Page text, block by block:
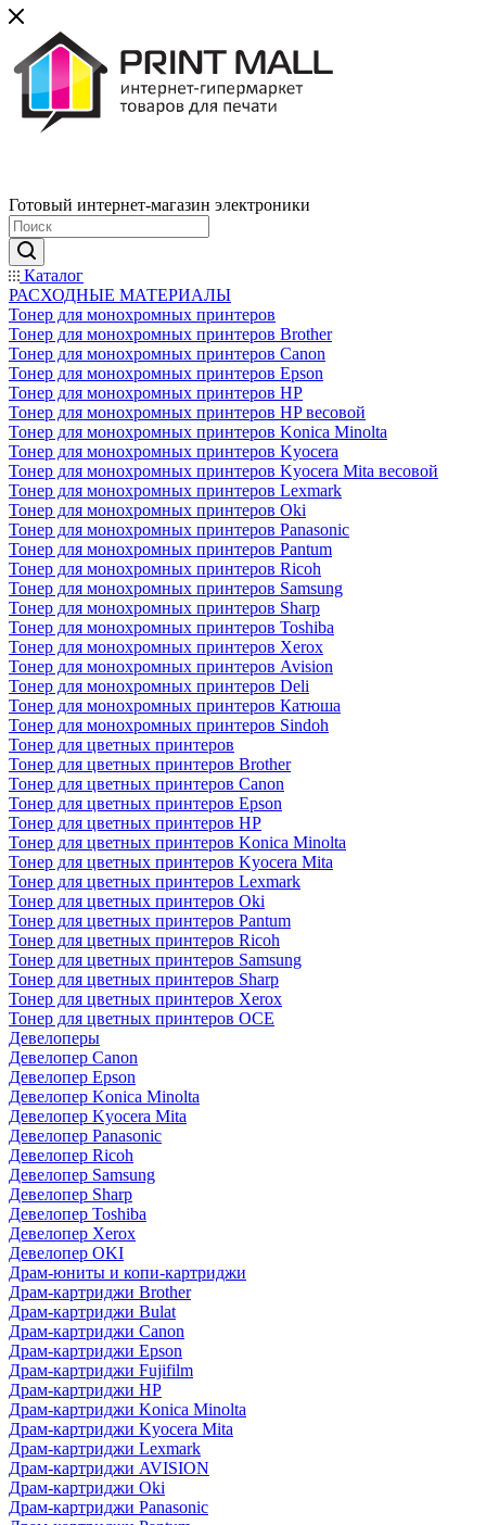
Готовый интернет-магазин электроники
Каталог
РАСХОДНЫЕ МАТЕРИАЛЫ
Тонер для монохромных принтеров
Тонер для монохромных принтеров Brother
Тонер для монохромных принтеров Canon
Тонер для монохромных принтеров Epson
Тонер для монохромных принтеров HP
Тонер для монохромных принтеров HP весовой
Тонер для монохромных принтеров Konica Minolta
Тонер для монохромных принтеров Kyocera
Тонер для монохромных принтеров Kyocera Mita весовой
Тонер для монохромных принтеров Lexmark
Тонер для монохромных принтеров Oki
Тонер для монохромных принтеров Panasonic
Тонер для монохромных принтеров Pantum
Тонер для монохромных принтеров Ricoh
Тонер для монохромных принтеров Samsung
Тонер для монохромных принтеров Sharp
Тонер для монохромных принтеров Toshiba
Тонер для монохромных принтеров Xerox
Тонер для монохромных принтеров Avision
Тонер для монохромных принтеров Deli
Тонер для монохромных принтеров Катюша
Тонер для монохромных принтеров Sindoh
Тонер для цветных принтеров
Тонер для цветных принтеров Brother
Тонер для цветных принтеров Canon
Тонер для цветных принтеров Epson
Тонер для цветных принтеров HP
Тонер для цветных принтеров Konica Minolta
Тонер для цветных принтеров Kyocera Mita
Тонер для цветных принтеров Lexmark
Тонер для цветных принтеров Oki
Тонер для цветных принтеров Pantum
Тонер для цветных принтеров Ricoh
Тонер для цветных принтеров Samsung
Тонер для цветных принтеров Sharp
Тонер для цветных принтеров Xerox
Тонер для цветных принтеров OCE
Девелоперы
Девелопер Canon
Девелопер Epson
Девелопер Konica Minolta
Девелопер Kyocera Mita
Девелопер Panasonic
Девелопер Ricoh
Девелопер Samsung
Девелопер Sharp
Девелопер Toshiba
Девелопер Xerox
Девелопер OKI
Драм-юниты и копи-картриджи
Драм-картриджи Brother
Драм-картриджи Bulat
Драм-картриджи Canon
Драм-картриджи Epson
Драм-картриджи Fujifilm
Драм-картриджи HP
Драм-картриджи Konica Minolta
Драм-картриджи Kyocera Mita
Драм-картриджи Lexmark
Драм-картриджи AVISION
Драм-картриджи Oki
Драм-картриджи Panasonic